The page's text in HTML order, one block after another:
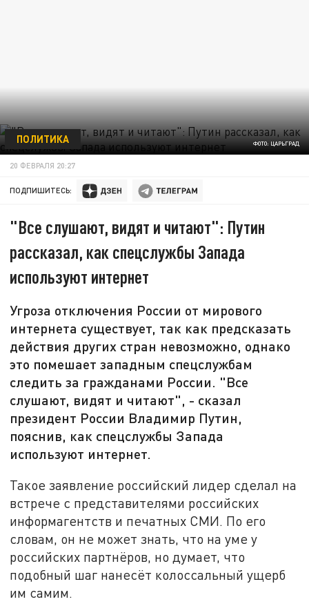
ФОТО: ЦАРЬГРАД
ПОЛИТИКА
20 ФЕВРАЛЯ 20:27
ПОДПИШИТЕСЬ:
"Все слушают, видят и читают": Путин
рассказал, как спецслужбы Запада
используют интернет
Угроза отключения России от мирового
интернета существует, так как предсказать
действия других стран невозможно, однако
это помешает западным спецслужбам
следить за гражданами России. "Все
слушают, видят и читают", - сказал
президент России Владимир Путин,
пояснив, как спецслужбы Запада
используют интернет.
Такое заявление российский лидер сделал на
встрече с представителями российских
информагентств и печатных СМИ. По его
словам, он не может знать, что на уме у
российских партнёров, но думает, что
подобный шаг нанесёт колоссальный ущерб
им самим.